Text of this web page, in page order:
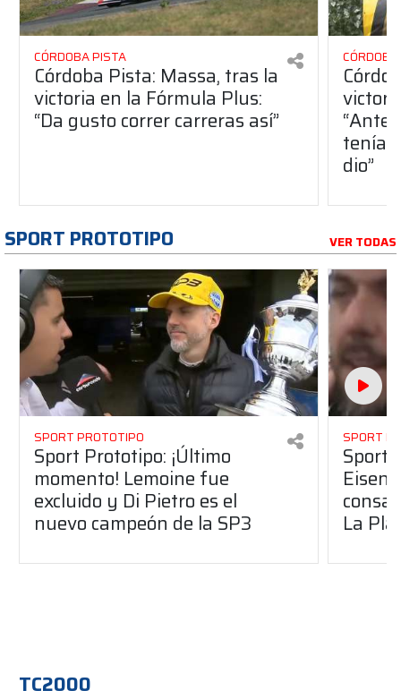
CÓRDOBA PISTA
Córdoba Pista: Massa, tras la
victoria en la Fórmula Plus:
“Da gusto correr carreras así”
dio”
SPORT PROTOTIPO VER TODAS
SPORT PROTOTIPO
Sport Prototipo: ¡Último
momento! Lemoine fue
excluido y Di Pietro es el
nuevo campeón de la SP3
SPORT
Sport
La
TC2000